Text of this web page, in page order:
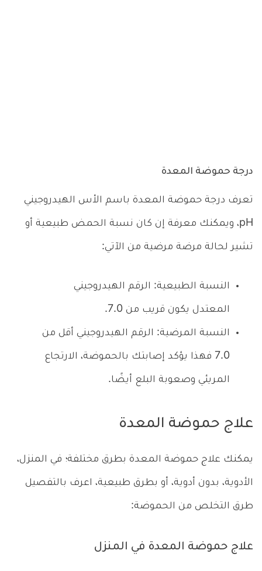
درجة حموضة المعدة
تعرف درجة حموضة المعدة باسم الأس الهيدروجيني
pH، ويمكنك معرفة إن كان نسبة الحمض طبيعية أو
تشير لحالة مرضة مرضية من الآتي:
النسبة الطبيعية: الرقم الهيدروجيني
المعتدل يكون قريب من 7.0.
النسبة المرضية: الرقم الهيدروجيني أقل من
7.0 فهذا يؤكد إصابتك بالحموضة، الارتجاع
المريئي وصعوبة البلع أيضًا.
علاج حموضة المعدة
يمكنك علاج حموضة المعدة بطرق مختلفة؛ في المنزل،
الأدوية، بدون أدوية، أو بطرق طبيعية، اعرف بالتفصيل
طرق التخلص من الحموضة:
علاج حموضة المعدة في المنزل